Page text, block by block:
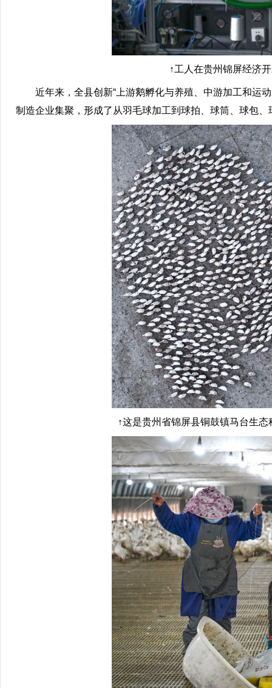
↑工人在贵州锦屏经济开
近年来，全县创新“上游鹅孵化与养殖、中游加工和运动
制造企业集聚，形成了从羽毛球加工到球拍、球筒、球包
↑这是贵州省锦屏县铜鼓镇马台生态